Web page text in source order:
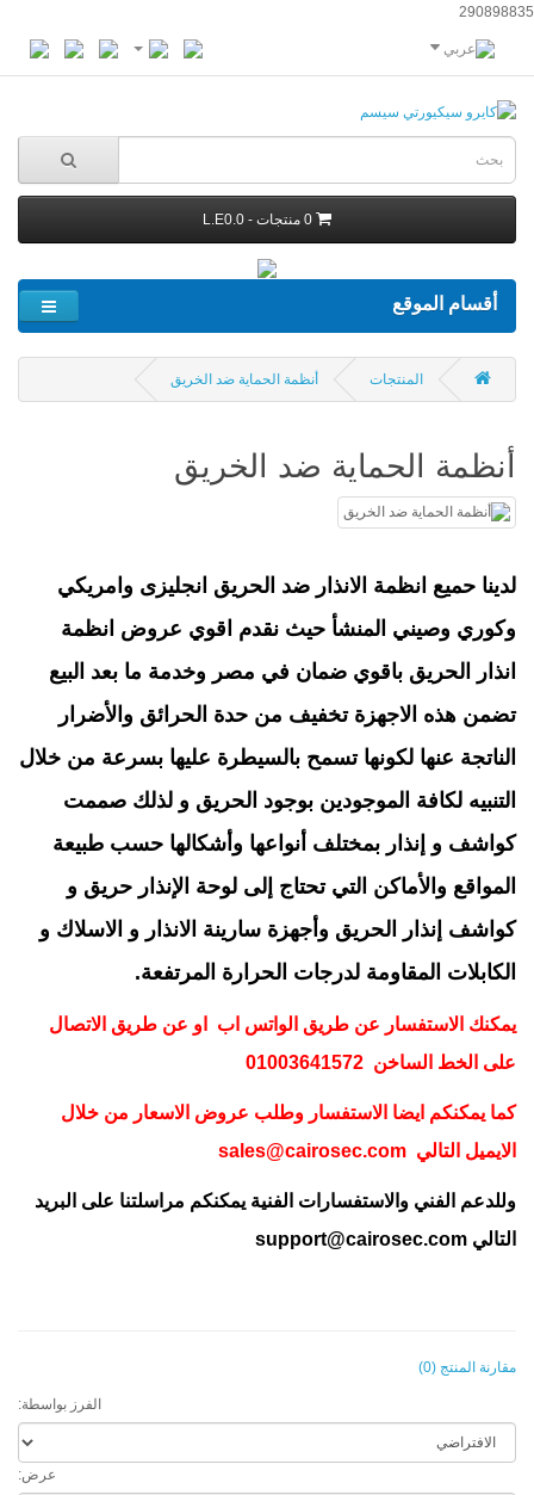
290898835
0 منتجات - L.E0.0
أقسام الموقع
المنتجات أنظمة الحماية ضد الخريق
أنظمة الحماية ضد الخريق
لدينا حميع انظمة الانذار ضد الحريق انجليزى وامريكي
وكوري وصيني المنشأ حيث نقدم اقوي عروض انظمة
انذار الحريق باقوي ضمان في مصر وخدمة ما بعد البيع
تضمن هذه الاجهزة تخفيف من حدة الحرائق والأضرار
الناتجة عنها لكونها تسمح بالسيطرة عليها بسرعة من خلال
التنبيه لكافة الموجودين بوجود الحريق و لذلك صممت
كواشف و إنذار بمختلف أنواعها وأشكالها حسب طبيعة
المواقع والأماكن التي تحتاج إلى لوحة الإنذار حريق و
كواشف إنذار الحريق وأجهزة سارينة الانذار و الاسلاك و
الكابلات المقاومة لدرجات الحرارة المرتفعة.
يمكنك الاستفسار عن طريق الواتس اب او عن طريق الاتصال
على الخط الساخن 01003641572
كما يمكنكم ايضا الاستفسار وطلب عروض الاسعار من خلال
الايميل التالي sales@cairosec.com
وللدعم الفني والاستفسارات الفنية يمكنكم مراسلتنا على البريد
التالي support@cairosec.com
مقارنة المنتج (0)
الفرز بواسطة:
عرض: